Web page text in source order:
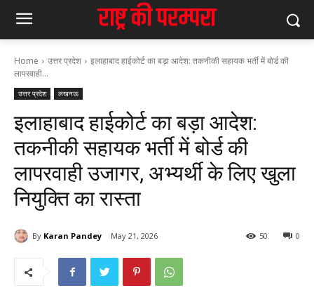
Home उत्तर प्रदेश
इलाहाबाद हाईकोर्ट का बड़ा आदेश: तकनीकी सहायक भर्ती में बोर्ड की
लापरवाही...
उत्तर प्रदेश लखनऊ
इलाहाबाद हाईकोर्ट का बड़ा आदेश:
तकनीकी सहायक भर्ती में बोर्ड की
लापरवाही उजागर, अभ्यर्थी के लिए खुला
नियुक्ति का रास्ता
By Karan Pandey May 21, 2026 0
50